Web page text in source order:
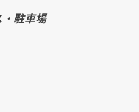
・駐車場